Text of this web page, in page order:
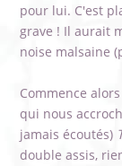
pour lui. C'est
grave ! Il aurait
noise malsaine
Commence
qui nous
jamais écoutés)
double assis,